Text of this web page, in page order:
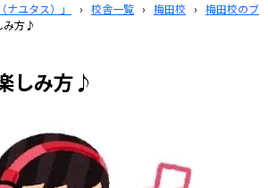
ナユタス）」 › 校舎一覧 › 梅田校 › 梅田校のブ
み方♪
しみ方♪